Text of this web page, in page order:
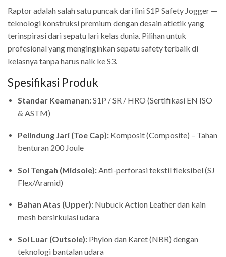
Raptor adalah salah satu puncak dari lini S1P Safety Jogger —
teknologi konstruksi premium dengan desain atletik yang
terinspirasi dari sepatu lari kelas dunia. Pilihan untuk
profesional yang menginginkan sepatu safety terbaik di
kelasnya tanpa harus naik ke S3.
Spesifikasi Produk
Standar Keamanan:S1P / SR / HRO (Sertifikasi EN ISO
& ASTM)
Pelindung Jari (Toe Cap): Komposit (Composite) – Tahan
benturan 200 Joule
Sol Tengah (Midsole): Anti-perforasi tekstil fleksibel (SJ
Flex/Aramid)
Bahan Atas (Upper): Nubuck Action Leather dan kain
mesh bersirkulasi udara
Sol Luar (Outsole): Phylon dan Karet (NBR) dengan
teknologi bantalan udara